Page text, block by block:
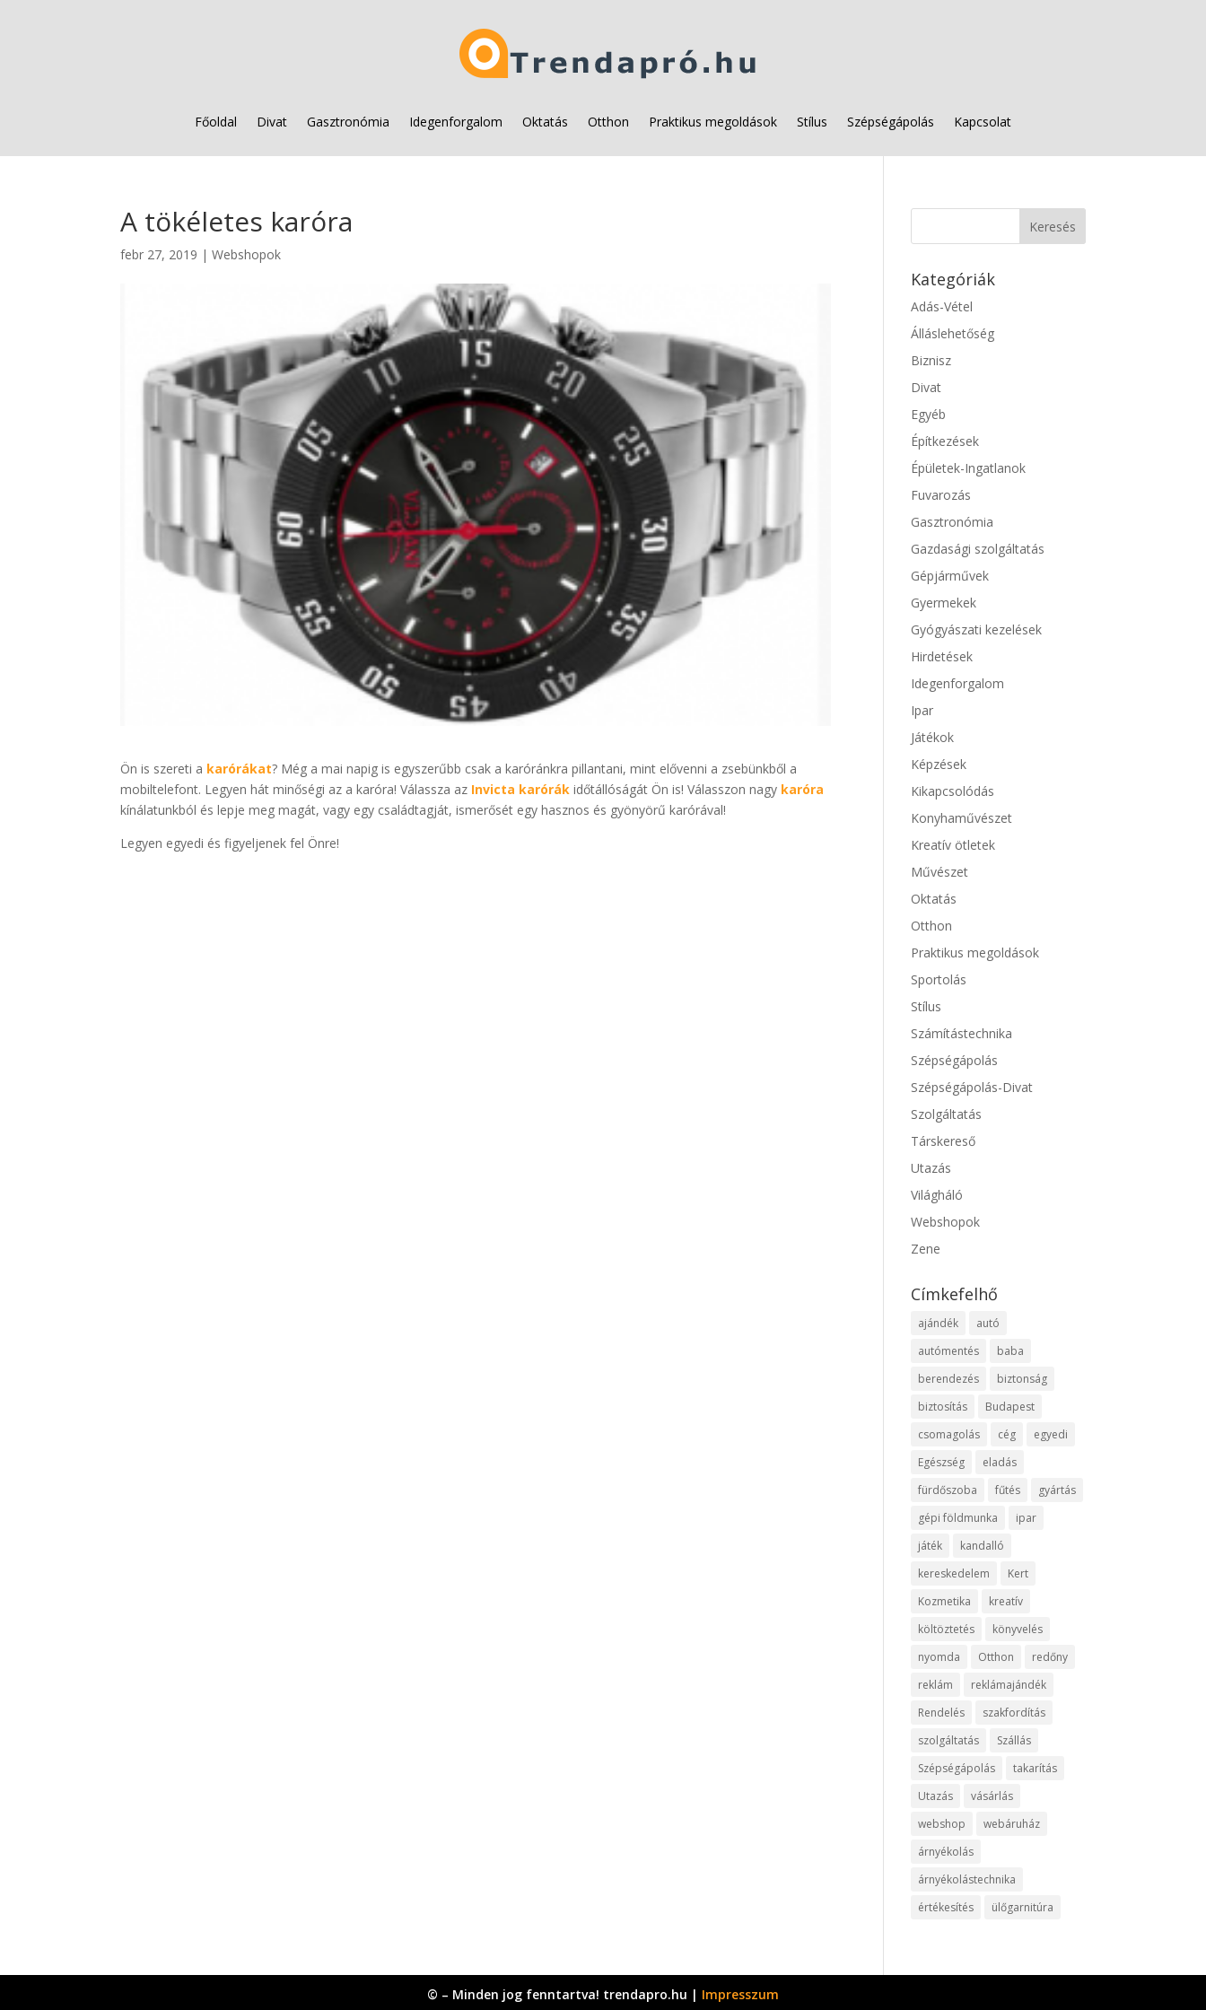
Főoldal Divat Gasztronómia Idegenforgalom Oktatás Otthon Praktikus megoldások Stílus Szépségápolás Kapcsolat
A tökéletes karóra
febr 27, 2019 |Webshopok
Ön is szereti a karórákat? Még a mai napig is egyszerűbb csak a karóránkra pillantani, mint elővenni a zsebünkből a
mobiltelefont. Legyen hát minőségi az a karóra! Válassza az Invicta karórák időtállóságát Ön is! Válasszon nagy karóra
kínálatunkból és lepje meg magát, vagy egy családtagját, ismerősét egy hasznos és gyönyörű karórával!
Legyen egyedi és figyeljenek fel Önre!
Kategóriák
Adás-Vétel
Álláslehetőség
Biznisz
Divat
Egyéb
Építkezések
Épületek-Ingatlanok
Fuvarozás
Gasztronómia
Gazdasági szolgáltatás
Gépjárművek
Gyermekek
Gyógyászati kezelések
Hirdetések
Idegenforgalom
Ipar
Játékok
Képzések
Kikapcsolódás
Konyhaművészet
Kreatív ötletek
Művészet
Oktatás
Otthon
Praktikus megoldások
Sportolás
Stílus
Számítástechnika
Szépségápolás
Szépségápolás-Divat
Szolgáltatás
Társkereső
Utazás
Világháló
Webshopok
Zene
Címkefelhő
ajándék
autó
autómentés
baba
berendezés
biztonság
biztosítás
Budapest
csomagolás
cég
egyedi
Egészség
eladás
fürdőszoba
fűtés
gyártás
gépi földmunka
ipar
játék
kandalló
kereskedelem
Kert
Kozmetika
kreatív
költöztetés
könyvelés
nyomda
Otthon
redőny
reklám
reklámajándék
Rendelés
szakfordítás
szolgáltatás
Szállás
Szépségápolás
takarítás
Utazás
vásárlás
webshop
webáruház
árnyékolás
árnyékolástechnika
értékesítés
ülőgarnitúra
© – Minden jog fenntartva! trendapro.hu | Impresszum